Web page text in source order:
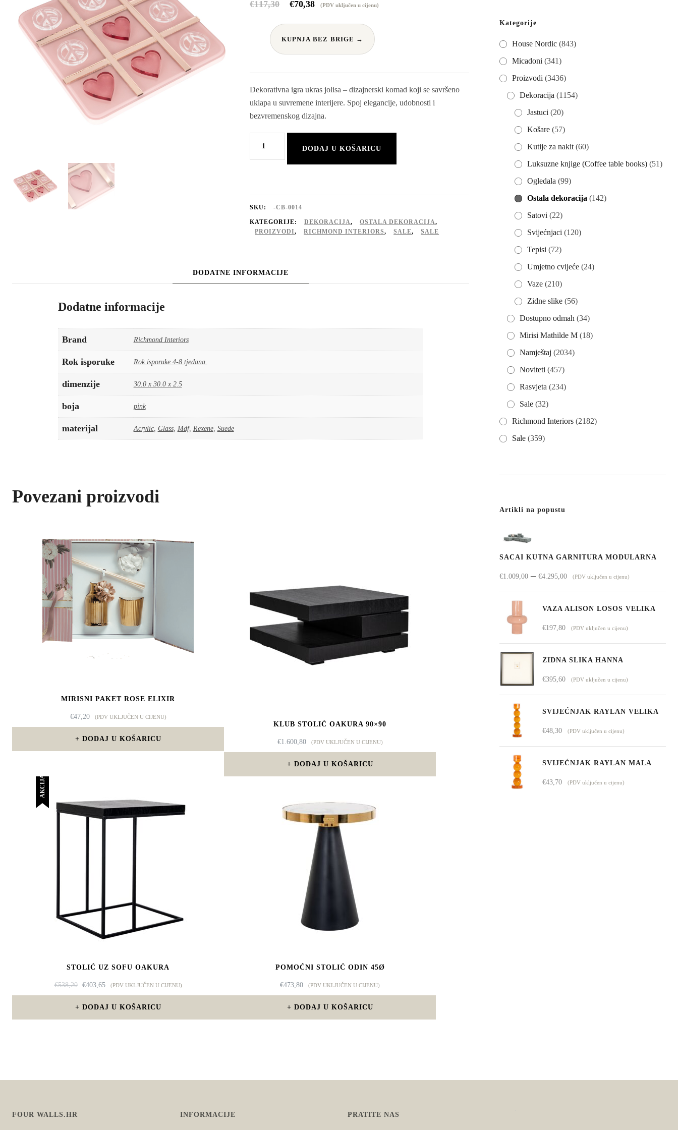
€117,30 Izvorna
je:
€117,30.
€70,38Trenutna
€70,38.
(PDV uključen u cijenu)
KUPNJA BEZ BRIGE →
Dekorativna igra ukras jolisa – dizajnerski komad koji se savršeno
uklapa u suvremene interijere. Spoj elegancije, udobnosti i
bezvremenskog dizajna.
igra
količina
DODAJ U KOŠARICU
SKU: -CB-0014
KATEGORIJE: DEKORACIJA, OSTALA DEKORACIJA,
PROIZVODI, RICHMOND INTERIORS, SALE, SALE
DODATNE INFORMACIJE
Dodatne informacije
Brand Richmond Interiors
Rok isporuke Rok isporuke 4-8 tjedana.
dimenzije 30.0 x 30.0 x 2.5
boja pink
materijal Acrylic, Glass, Mdf, Rexene, Suede
Povezani proizvodi
MIRISNI PAKET ROSE ELIXIR
€47,20 (PDV UKLJUČEN U CIJENU)
DODAJ U KOŠARICU
KLUB STOLIĆ OAKURA 90×90
€1.600,80 (PDV UKLJUČEN U CIJENU)
DODAJ U KOŠARICU
AKCIJA!
STOLIĆ UZ SOFU OAKURA
€538,20
IZVORNA
CIJENA
BILA
€403,65TRENUTNA
CIJENA
JE:
(PDV UKLJUČEN U CIJENU)
DODAJ U KOŠARICU
POMOĆNI STOLIĆ ODIN 45Ø
€473,80 (PDV UKLJUČEN U CIJENU)
DODAJ U KOŠARICU
Kategorije
House Nordic (843)
Micadoni (341)
Proizvodi (3436)
Dekoracija (1154)
Jastuci (20)
Košare (57)
Kutije za nakit (60)
Luksuzne knjige (Coffee table books) (51)
Ogledala (99)
Ostala dekoracija (142)
Satovi (22)
Svijećnjaci (120)
Tepisi (72)
Umjetno cvijeće (24)
Vaze (210)
Zidne slike (56)
Dostupno odmah (34)
Mirisi Mathilde M (18)
Namještaj (2034)
Noviteti (457)
Rasvjeta (234)
Sale (32)
Richmond Interiors (2182)
Sale (359)
Artikli na popustu
SACAI KUTNA GARNITURA MODULARNA
€1.009,00 – €4.295,00Raspon
cijena:
od
do
(PDV uključen u cijenu)
VAZA ALISON LOSOS VELIKA
€197,80 (PDV uključen u cijenu)
ZIDNA SLIKA HANNA
€395,60 (PDV uključen u cijenu)
SVIJEĆNJAK RAYLAN VELIKA
€48,30 (PDV uključen u cijenu)
SVIJEĆNJAK RAYLAN MALA
€43,70 (PDV uključen u cijenu)
FOUR WALLS.HR INFORMACIJE PRATITE NAS